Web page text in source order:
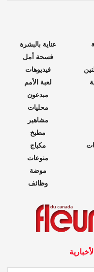
عناية بالبشرة
فسحة أمل
فيديوهات
لعبة الأمم
مبدعون
محليات
مشاهير
مطبخ
مكياج
منوعات
موضة
وظائف